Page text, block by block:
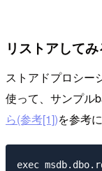
リストアしてみ
ストアドプロシー
使って、サンプル
ら(参考[1])を参考
exec